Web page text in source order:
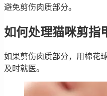
避免剪伤肉质部分。
如何处理猫咪剪指
如果剪伤肉质部分，用棉花
及时就医。